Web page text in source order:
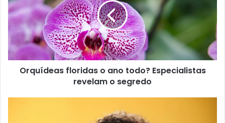
Orquídeas floridas o ano todo? Especialistas
revelam o segredo